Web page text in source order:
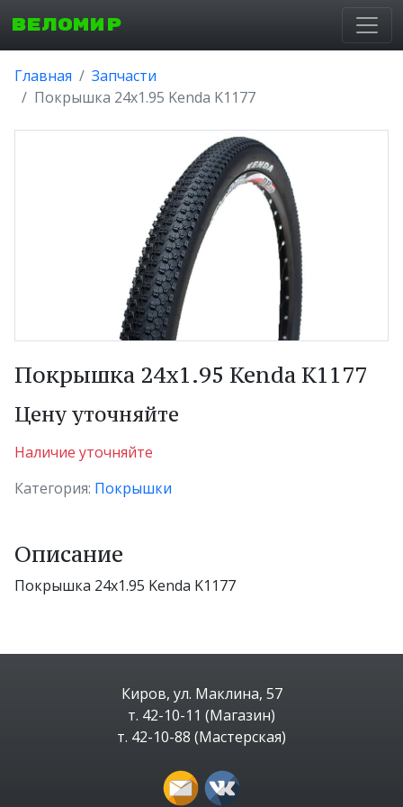
ВЕЛОМИР
Главная
Запчасти
Покрышка 24x1.95 Kenda K1177
Покрышка 24x1.95 Kenda K1177
Цену уточняйте
Наличие уточняйте
Категория: Покрышки
Описание
Покрышка 24x1.95 Kenda K1177
Киров, ул. Маклина, 57
т. 42-10-11 (Магазин)
т. 42-10-88 (Мастерская)